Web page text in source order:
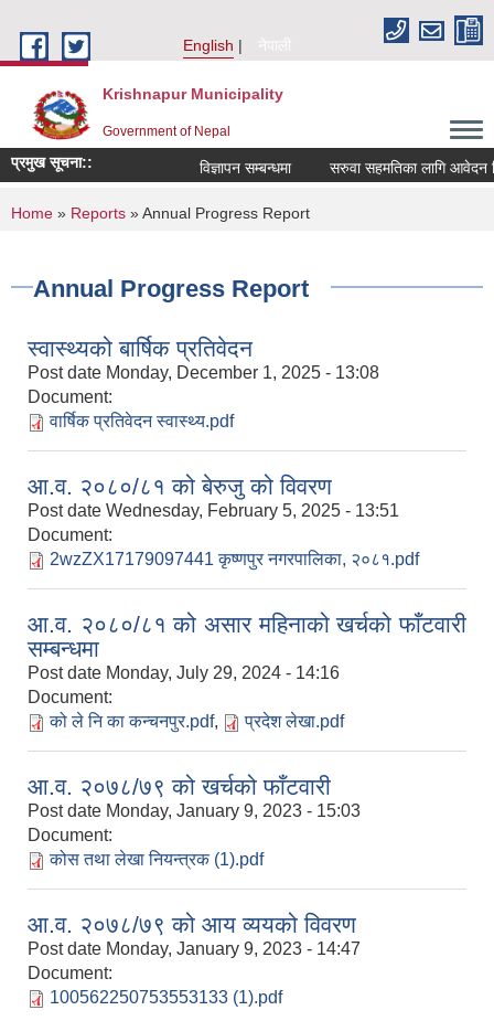
English
नेपाली
Krishnapur Municipality
Government of Nepal
प्रमुख सूचना:: विज्ञापन सम्बन्धमा सरुवा सहमतिका लागि आवेदन
You are here
Home » Reports » Annual Progress Report
Annual Progress Report
स्वास्थ्यको बार्षिक प्रतिवेदन
Post date Monday, December 1, 2025 - 13:08
Document:
वार्षिक प्रतिवेदन स्वास्थ्य.pdf
आ.व. २०८०/८१ को बेरुजु को विवरण
Post date Wednesday, February 5, 2025 - 13:51
Document:
2wzZX17179097441 कृष्णपुर नगरपालिका, २०८१.pdf
आ.व. २०८०/८१ को असार महिनाको खर्चको फाँटवारी
सम्बन्धमा
Post date Monday, July 29, 2024 - 14:16
Document:
को ले नि का कन्चनपुर.pdf, प्रदेश लेखा.pdf
आ.व. २०७८/७९ को खर्चको फाँटवारी
Post date Monday, January 9, 2023 - 15:03
Document:
कोस तथा लेखा नियन्त्रक (1).pdf
आ.व. २०७८/७९ को आय व्ययको विवरण
Post date Monday, January 9, 2023 - 14:47
Document:
100562250753553133 (1).pdf